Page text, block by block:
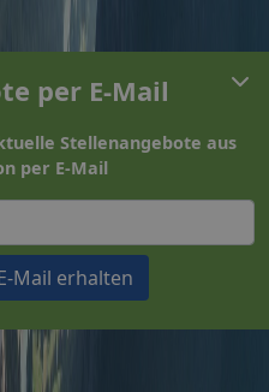
per E-Mail
Stellenangebote aus
per E-Mail
Mail erhalten